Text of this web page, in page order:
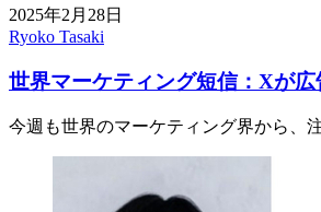
2025年2月28日
Ryoko Tasaki
世界マーケティング短信：Xが
今週も世界のマーケティング界から、